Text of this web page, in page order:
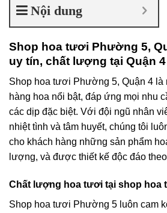
Nội dung
Shop hoa tươi Phường 5,
uy tín, chất lượng tại Quận 4
Shop hoa tươi Phường 5, Quận 4 là
hàng hoa nổi bật, đáp ứng mọi nhu
các dịp đặc biệt. Với đội ngũ nhân
nhiệt tình và tâm huyết, chúng tôi
cho khách hàng những sản phẩm
lượng, và được thiết kế độc đáo
Chất lượng hoa tươi tại shop hoa
Shop hoa tươi Phường 5 luôn cam